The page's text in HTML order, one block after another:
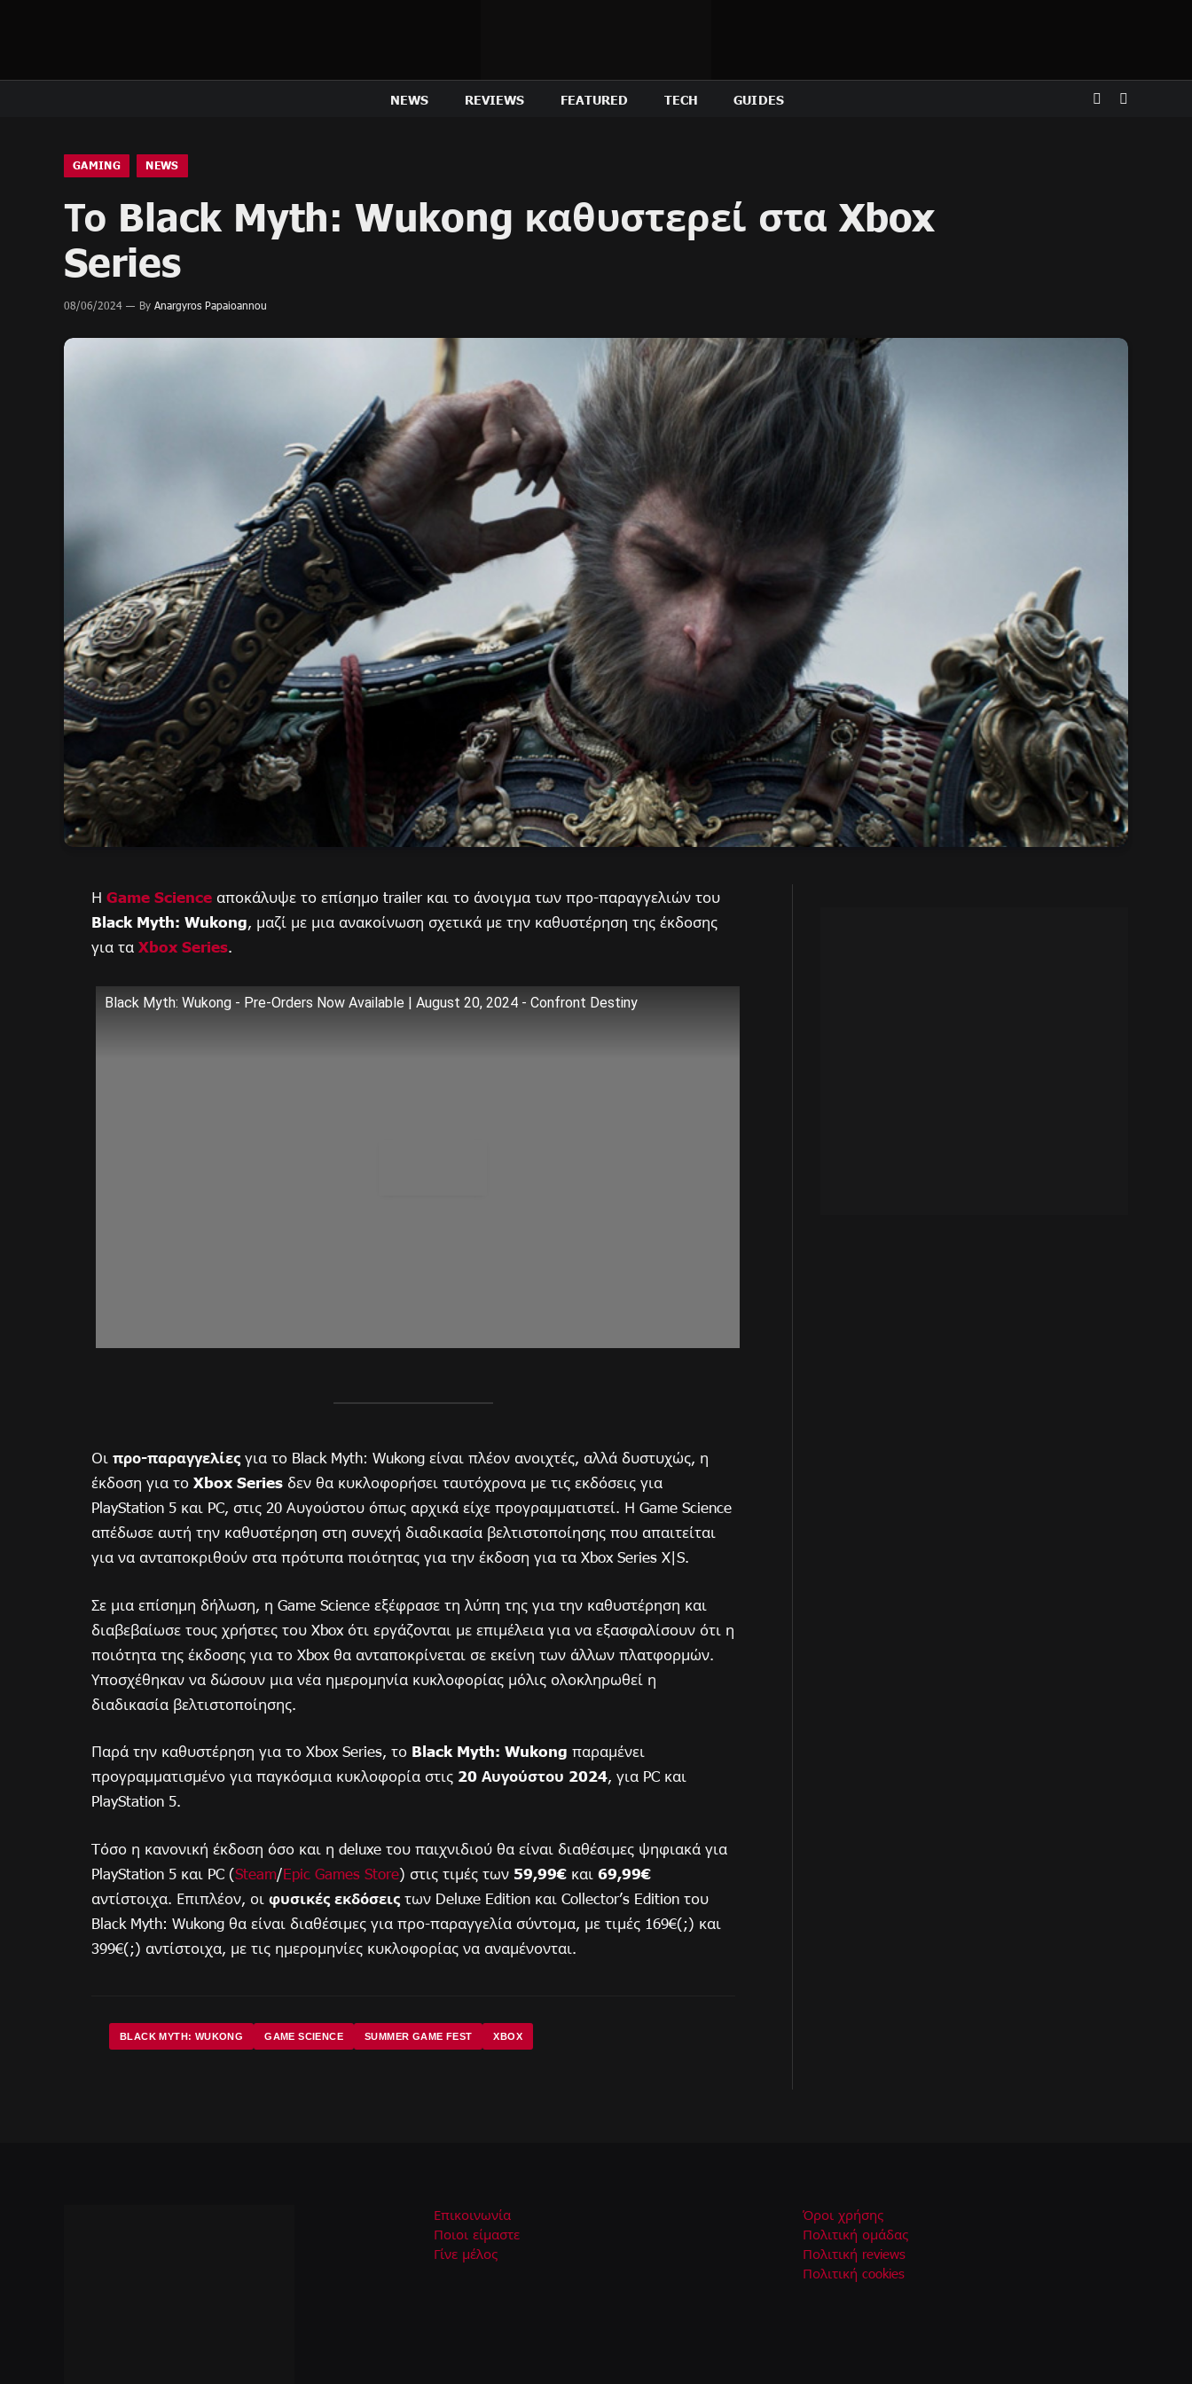
NEWS REVIEWS FEATURED TECH GUIDES
GAMING NEWS
Το Black Myth: Wukong καθυστερεί στα Xbox
Series
08/06/2024 By Anargyros Papaioannou
Η Game Science αποκάλυψε το επίσημο trailer και το άνοιγμα των προ-παραγγελιών του
Black Myth: Wukong, μαζί με μια ανακοίνωση σχετικά με την καθυστέρηση της έκδοσης
για τα Xbox Series.
Black Myth: Wukong - Pre-Orders Now Available | August 20, 2024 - Confront Destiny
Οι προ-παραγγελίες για το Black Myth: Wukong είναι πλέον ανοιχτές, αλλά δυστυχώς, η
έκδοση για το Xbox Series δεν θα κυκλοφορήσει ταυτόχρονα με τις εκδόσεις για
PlayStation 5 και PC, στις 20 Αυγούστου όπως αρχικά είχε προγραμματιστεί. Η Game Science
απέδωσε αυτή την καθυστέρηση στη συνεχή διαδικασία βελτιστοποίησης που απαιτείται
για να ανταποκριθούν στα πρότυπα ποιότητας για την έκδοση για τα Xbox Series X|S.
Σε μια επίσημη δήλωση, η Game Science εξέφρασε τη λύπη της για την καθυστέρηση και
διαβεβαίωσε τους χρήστες του Xbox ότι εργάζονται με επιμέλεια για να εξασφαλίσουν ότι η
ποιότητα της έκδοσης για το Xbox θα ανταποκρίνεται σε εκείνη των άλλων πλατφορμών.
Υποσχέθηκαν να δώσουν μια νέα ημερομηνία κυκλοφορίας μόλις ολοκληρωθεί η
διαδικασία βελτιστοποίησης.
Παρά την καθυστέρηση για το Xbox Series, το Black Myth: Wukong παραμένει
προγραμματισμένο για παγκόσμια κυκλοφορία στις 20 Αυγούστου 2024, για PC και
PlayStation 5.
Tόσο η κανονική έκδοση όσο και η deluxe του παιχνιδιού θα είναι διαθέσιμες ψηφιακά για
PlayStation 5 και PC (Steam/Epic Games Store) στις τιμές των 59,99€ και 69,99€
αντίστοιχα. Επιπλέον, οι φυσικές εκδόσεις των Deluxe Edition και Collector’s Edition του
Black Myth: Wukong θα είναι διαθέσιμες για προ-παραγγελία σύντομα, με τιμές 169€(;) και
399€(;) αντίστοιχα, με τις ημερομηνίες κυκλοφορίας να αναμένονται.
BLACK MYTH: WUKONG GAME SCIENCE SUMMER GAME FEST XBOX
Επικοινωνία
Ποιοι είμαστε
Γίνε μέλος
Όροι χρήσης
Πολιτική ομάδας
Πολιτική reviews
Πολιτική cookies